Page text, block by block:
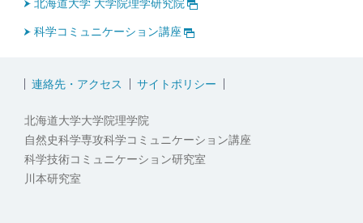
北海道大学 大学院理学研究院
科学コミュニケーション講座
連絡先・アクセス サイトポリシー
北海道大学大学院理学院
自然史科学専攻科学コミュニケーション講座
科学技術コミュニケーション研究室
川本研究室